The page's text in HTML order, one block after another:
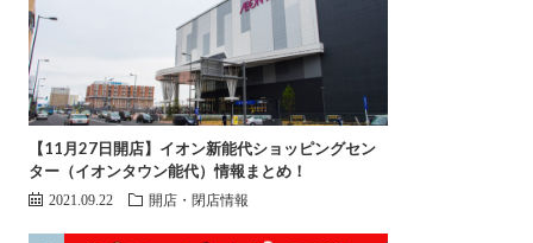
【11月27日開店】イオン新能代ショッピングセン
ター（イオンタウン能代）情報まとめ！
2021.09.22 開店・閉店情報